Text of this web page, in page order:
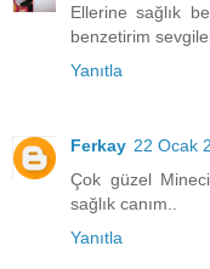
Ellerine sağlık
benzetirim
Yanıtla
Ferkay 22 Ocak
Çok güzel
sağlık canım..
Yanıtla